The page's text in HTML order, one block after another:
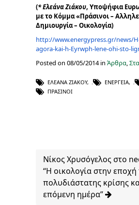
(* Ελεάνα Ζιάκου, Υποψήφια
με το Κόμμα «Πράσινοι –
Δημιουργία – Οικολογία)
http://www.energypress.gr/news/
agora-kai-h-Eyrwph-lene-ohi-sto-
Posted on 08/05/2014 in Άρθρα,
ΕΛΕΆΝΑ ΖΙΆΚΟΥ, ΕΝΈΡΓΕΙΑ,
ΠΡΆΣΙΝΟΙ
Νίκος Χρυσόγελος στο
“Η οικολογία στην εποχή
πολυδιάστατης κρίσης
επόμενη ημέρα”